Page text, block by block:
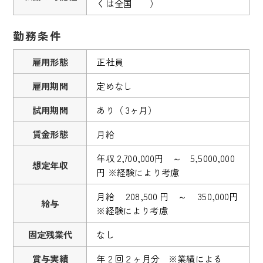
くは全国 ）
勤務条件
雇用形態
正社員
雇用期間
定めなし
試用期間
あり（ 3ヶ月）
賃金形態
月給
想定年収
年収 2,700,000円 ～ 5,5000,000
円 ※経験により考慮
給与
月給 208,500 円 ～ 350,000円
※経験により考慮
固定残業代
なし
賞与実績
年 2 回２ヶ月分 ※業績による